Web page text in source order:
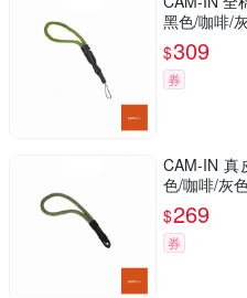
黑色/咖啡/
$309
券
CAM-IN
色/咖啡/灰
$269
券